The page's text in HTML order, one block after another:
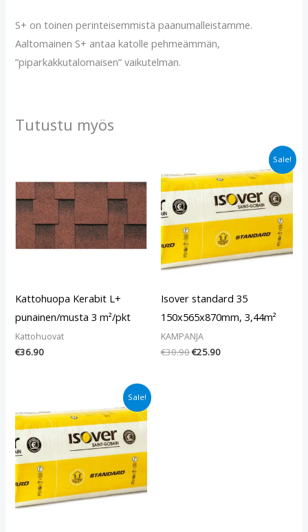
S+ on toinen perinteisemmistä paanumalleistamme.
Aaltomainen S+ antaa katolle pehmeämmän,
”piparkakkutalomaisen” vaikutelman.
Tutustu myös
Kattohuopa Kerabit L+
punainen/musta 3 m²/pkt
Kattohuovat
€36.90
Sale!
Isover standard 35
150x565x870mm, 3,44m²
KAMPANJA
€30.90
oli:
€30.90.
€25.90
on:
€25.90.
Sale!
oli:
€29.90.
on:
€24.90.